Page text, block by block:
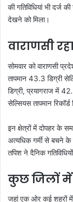
की गतिविधियां भी दर्ज
देखने को मिला।
वाराणसी
सोमवार को वाराणसी
तापमान 43.3 डिग्री
डिग्री, प्रयागराज में
सेल्सियस तापमान रिकॉर्ड
इन क्षेत्रों में दोपहर के
अत्यधिक गर्मी से बचने के
तपिश ने दैनिक
कुछ जिलों
जहां एक ओर कई शहरों में